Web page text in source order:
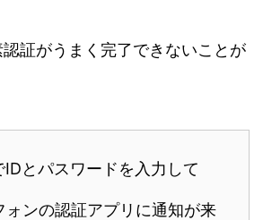
証がうまく完了できないことが
とパスワードを入力して
ォンの認証アプリに通知が来